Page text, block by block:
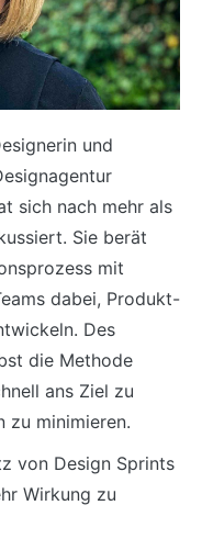
und
sich nach mehr als
Sie berät
mit
dabei, Produkt-
Des
die Methode
ans Ziel zu
zu minimieren.
von Design Sprints
Wirkung zu